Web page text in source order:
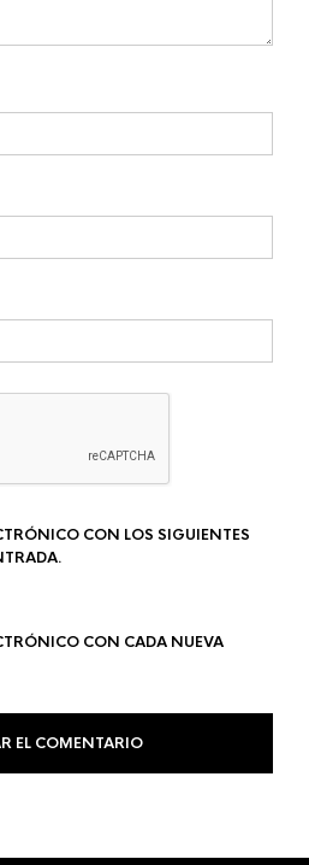
CON LOS SIGUIENTES
CON CADA NUEVA